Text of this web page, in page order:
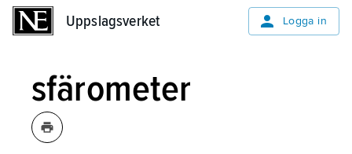
Uppslagsverket Logga in
sfärometer